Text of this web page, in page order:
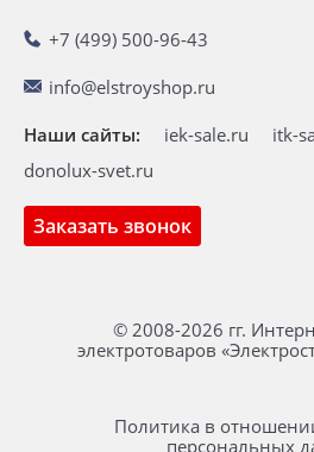
+7 (499) 500-96-43
info@elstroyshop.ru
Заказать звонок
Наши сайты: iek-sale.ru itk-
donolux-svet.ru
© 2008-2026 гг.
электротоваров
Политика в
персональных